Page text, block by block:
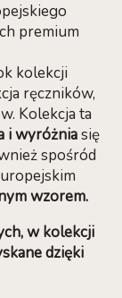
premium
kolekcji
ręczników,
Kolekcja ta
i wyróżniasię
spośród
wzorem.
w kolekcji
dzięki